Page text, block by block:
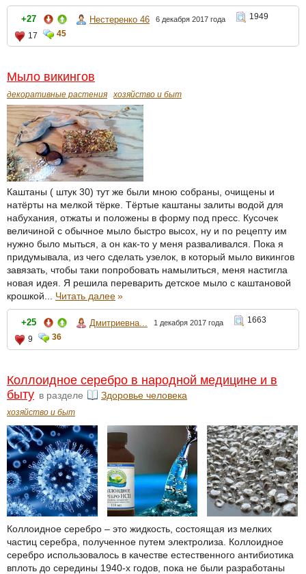
+27 Нестеренко 46 6 декабря 2017 года
1949
17
45
Мыло викингов
декоративные растения хозяйство и быт
Каштаны ( штук 30) тут же были мною собраны, очищены и
натёрты на мелкой тёрке. Тёртые каштаны залиты водой для
набухания, отжаты и положены в форму под пресс. Кусочек
величиной с обычное мыло быстро высох, ну и по рецепту им
нужно было мыться, а он как-то у меня разваливался. Пока я
придумывала, из чего сделать узелок, в который мыло викингов
завязать, чтобы таки попробовать намылиться, меня настигла
новая идея. Я решила переварить детское мыло с каштановой
крошкой... Читать далее»
+25 Дмитриевна... 1 декабря 2017 года
1663
9
36
Коллоидное серебро в народной медицине и в
быту в разделе Здоровье человека
хозяйство и быт
Коллоидное серебро – это жидкость, состоящая из мелких
частиц серебра, полученное путем электролиза. Коллоидное
серебро использовалось в качестве естественного антибиотика
вплоть до середины 1940-х годов, пока не были разработаны